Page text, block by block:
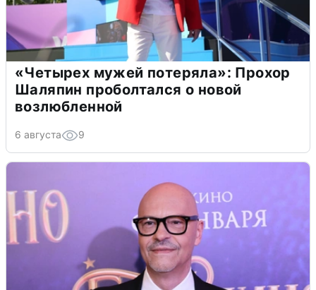
«Четырех мужей потеряла»: Прохор
Шаляпин проболтался о новой
возлюбленной
6 августа 9